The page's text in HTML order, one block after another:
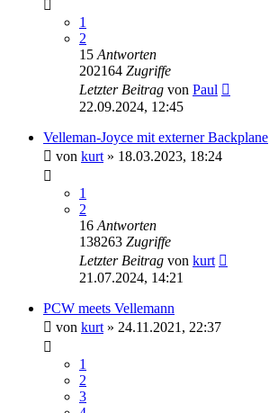
1
2
15 Antworten
202164 Zugriffe
Letzter Beitrag von Paul
22.09.2024, 12:45
Velleman-Joyce mit externer Backplane
von kurt » 18.03.2023, 18:24
1
2
16 Antworten
138263 Zugriffe
Letzter Beitrag von kurt
21.07.2024, 14:21
PCW meets Vellemann
von kurt » 24.11.2021, 22:37
1
2
3